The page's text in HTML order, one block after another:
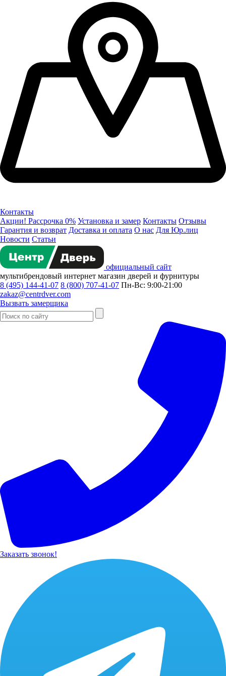
Контакты
Акции! Рассрочка 0% Установка и замер Контакты Отзывы
Гарантия и возврат Доставка и оплата О нас Для Юр.лиц
Новости Статьи
официальный сайт
мультибрендовый интернет магазин дверей и фурнитуры
8 (495) 144-41-07 8 (800) 707-41-07 Пн-Вс: 9:00-21:00
zakaz@centrdver.com
Вызвать замерщика
Заказать звонок!